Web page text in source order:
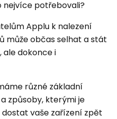
nejvíce potřebovali?
Applu k nalezení
může občas selhat a stát
ale dokonce i
různé základní
způsoby, kterými je
vaše zařízení zpět